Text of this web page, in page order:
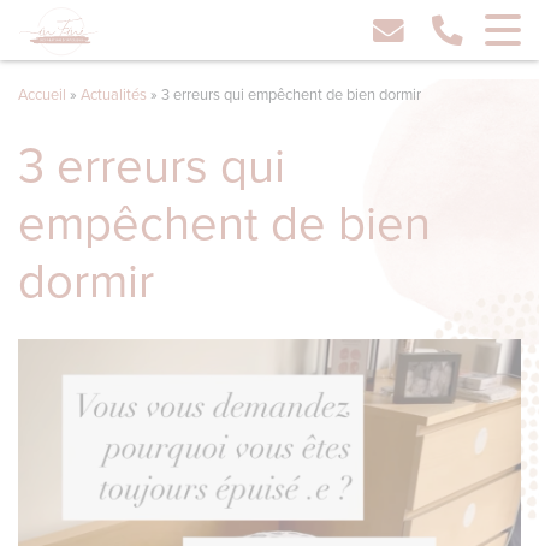
Accueil » Actualités » 3 erreurs qui empêchent de bien dormir
3 erreurs qui
empêchent de bien
dormir